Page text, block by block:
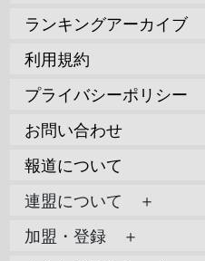
ランキングアーカイブ
利用規約
プライバシーポリシー
お問い合わせ
報道について
連盟について ＋
加盟・登録 ＋